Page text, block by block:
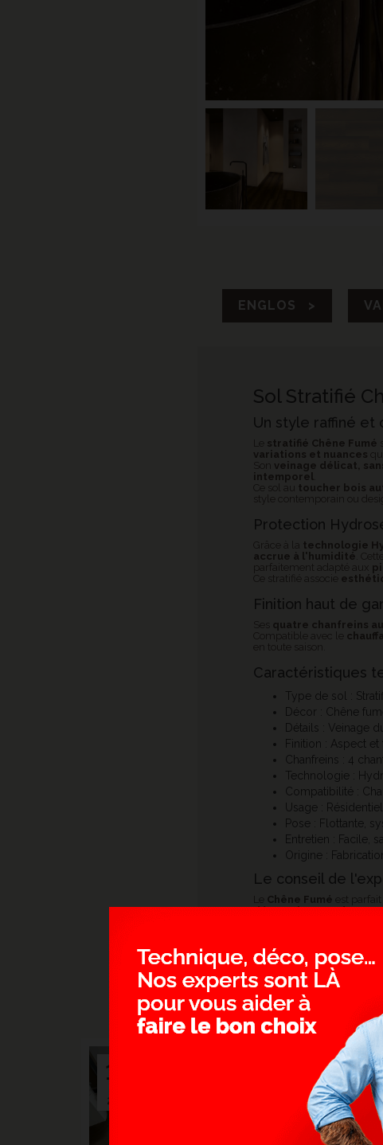
ENGLOS >
Sol Stratifié
Un style raffiné et
stratifié Chêne Fumé
variations et nuances
veinage délicat,
intemporel
toucher bois
style contemporain ou
Protection
Grâce à la technologie
accrue à l'humidité .
parfaitement adapté aux
Ce stratifié associe
Finition haut de
quatre chanfreins
Compatible avec le
en toute saison.
Caractéristiques
Type de sol :
Décor : Chêne
Détails : Veinage
Finition : Aspect
Chanfreins : 4
Technologie :
Compatibilité :
Usage :
Pose : Flottante,
Entretien : Facile,
Origine :
Le conseil de
Chêne Fumé est
décorations
Il se marie idéalement
15
2025
> SOL
ROMPU
- LILLE
Son motif en
merveille
parquet.